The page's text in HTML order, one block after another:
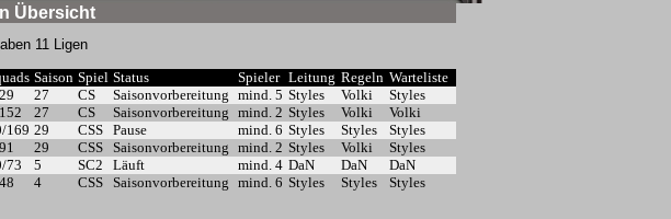
Übersicht
11 Ligen
Saison Spiel Status Spieler Leitung Regeln Warteliste
27 CS Saisonvorbereitung mind. 5 Styles Volki
Styles
27 CS Saisonvorbereitung mind. 2 Styles Volki
Volki
169 29 CSS Pause mind. 6 Styles Styles
Styles
29 CSS Saisonvorbereitung mind. 2 Styles Volki
Styles
73 5 SC2 Läuft mind. 4 DaN DaN
DaN
4 CSS Saisonvorbereitung mind. 6 Styles Styles Styles